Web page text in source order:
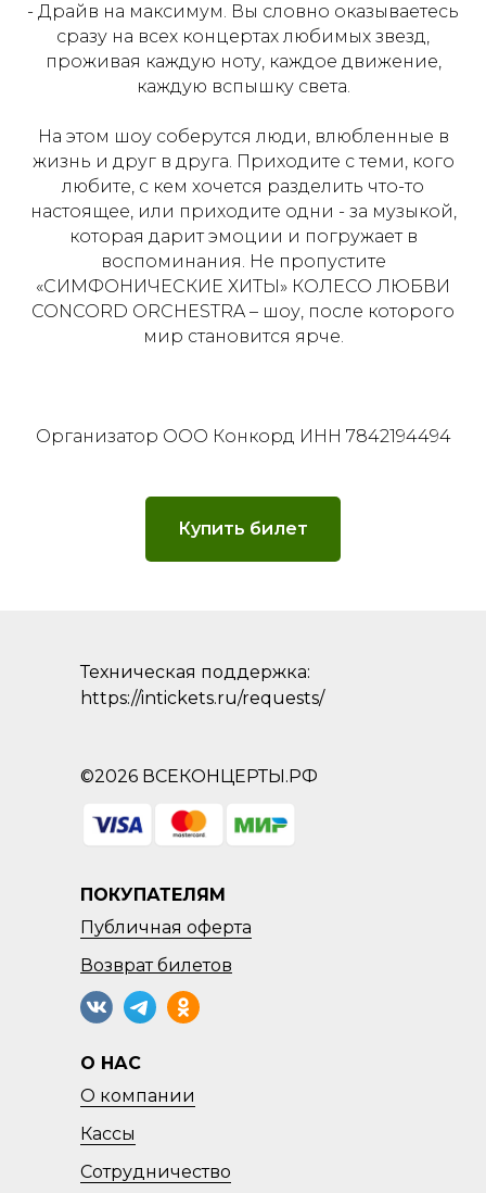
- Драйв на максимум. Вы словно оказываетесь
сразу на всех концертах любимых звезд,
проживая каждую ноту, каждое движение,
каждую вспышку света.
На этом шоу соберутся люди, влюбленные в
жизнь и друг в друга. Приходите с теми, кого
любите, с кем хочется разделить что-то
настоящее, или приходите одни - за музыкой,
которая дарит эмоции и погружает в
воспоминания. Не пропустите
«СИМФОНИЧЕСКИЕ ХИТЫ» КОЛЕСО ЛЮБВИ
CONCORD ORCHESTRA – шоу, после которого
мир становится ярче.
Организатор ООО Конкорд ИНН 7842194494
Купить билет
Техническая поддержка:
https://intickets.ru/requests/
©2026 ВСЕКОНЦЕРТЫ.РФ
ПОКУПАТЕЛЯМ
Публичная оферта
О НАС
О компании
Кассы
Сотрудничество
Возвратбилетов